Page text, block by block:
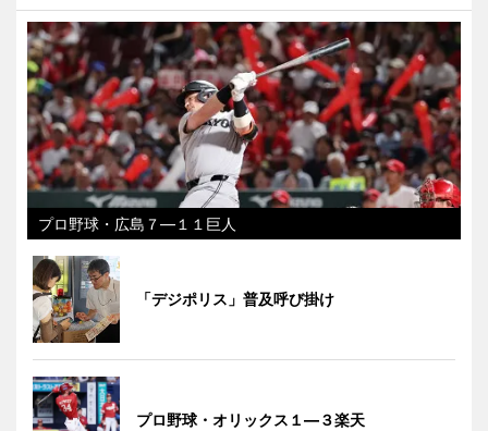
プロ野球・広島７―１１巨人
「デジポリス」普及呼び掛け
プロ野球・オリックス１―３楽天